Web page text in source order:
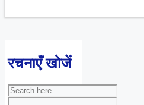
रचनाएँ खोजें